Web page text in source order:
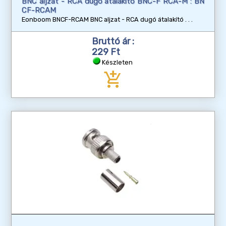
CF-RCAM
Eonboom BNCF-RCAM BNC aljzat - RCA dugó átalakító
Bruttó ár :
229 Ft
Készleten
add_shopping_cart